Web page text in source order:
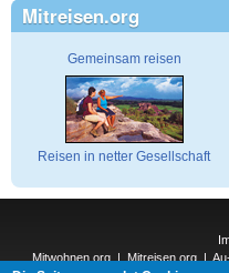
Mitreisen.org
Gemeinsam reisen
Reisen in netter Gesellschaft
Mitwohnen.org | Mitreisen.org |